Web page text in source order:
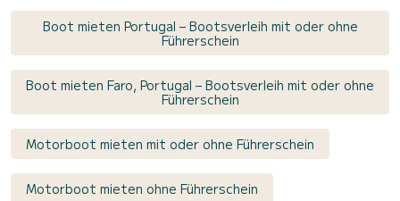
Boot mieten Portugal – Bootsverleih mit oder ohne
Führerschein
Boot mieten Faro, Portugal – Bootsverleih mit oder ohne
Führerschein
Motorboot mieten mit oder ohne Führerschein
Motorboot mieten ohne Führerschein